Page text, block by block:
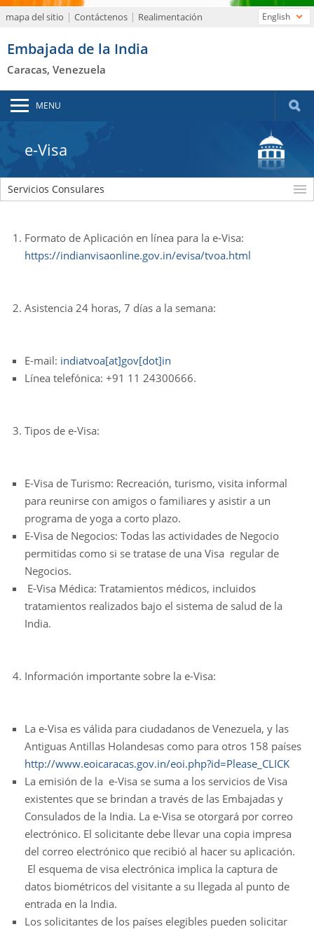
mapa del sitio Contáctenos Realimentación
Embajada de la India
Caracas, Venezuela
English
MENU
e-Visa
Servicios Consulares
Formato de Aplicación en línea para la e-Visa:
https://indianvisaonline.gov.in/evisa/tvoa.html
Asistencia 24 horas, 7 días a la semana:
E-mail: indiatvoa[at]gov[dot]in
Línea telefónica: +91 11 24300666.
Tipos de e-Visa:
E-Visa de Turismo: Recreación, turismo, visita informal
para reunirse con amigos o familiares y asistir a un
programa de yoga a corto plazo.
E-Visa de Negocios: Todas las actividades de Negocio
permitidas como si se tratase de una Visa regular de
Negocios.
E-Visa Médica: Tratamientos médicos, incluidos
tratamientos realizados bajo el sistema de salud de la
India.
Información importante sobre la e-Visa:
La e-Visa es válida para ciudadanos de Venezuela, y las
Antiguas Antillas Holandesas como para otros 158 países
http://www.eoicaracas.gov.in/eoi.php?id=Please_CLICK
La emisión de la e-Visa se suma a los servicios de Visa
existentes que se brindan a través de las Embajadas y
Consulados de la India. La e-Visa se otorgará por correo
electrónico. El solicitante debe llevar una copia impresa
del correo electrónico que recibió al hacer su aplicación.
El esquema de visa electrónica implica la captura de
datos biométricos del visitante a su llegada al punto de
entrada en la India.
Los solicitantes de los países elegibles pueden solicitar